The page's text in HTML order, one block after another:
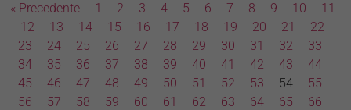
« Precedente 1 2 3 4 5 6 7 8 9 10
11
12
13 14 15 16 17 18 19 20 21
22
23
24 25 26 27 28 29 30 31 32
33
34
35 36 37 38 39 40 41 42 43
44
45
46 47 48 49 50 51 52 53 54
55
56
57 58 59 60 61 62 63 64 65
66